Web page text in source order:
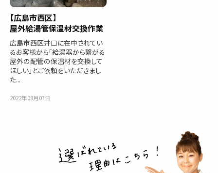
【広島市西区】
屋外給湯管保温材交換作業
広島市西区井口に在中されてい
るお客様から「給湯器から繋がる
屋外の配管の保温材を交換して
ほしい」とご依頼をいただきまし
た...
2022年09月07日